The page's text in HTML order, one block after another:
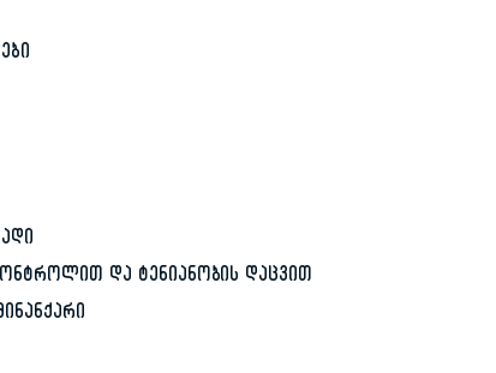
და ტენიანობის დაცვით